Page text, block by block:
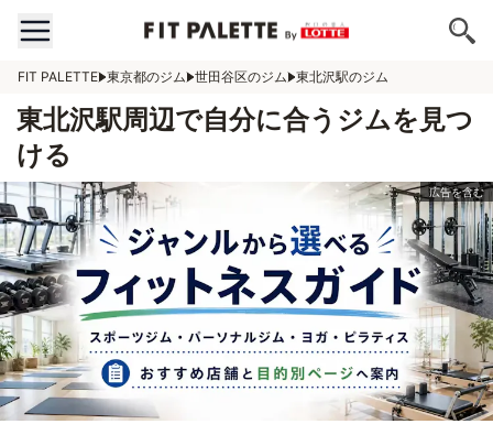
FIT PALETTE 東京都のジム 世田谷区のジム 東北沢駅のジム
東北沢駅周辺で自分に合うジムを見つ
ける